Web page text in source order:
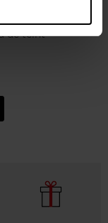
de teint